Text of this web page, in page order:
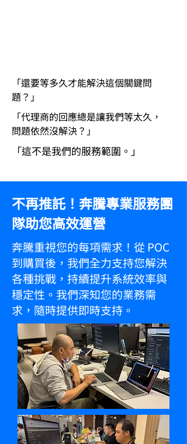
「還要等多久才能解決這個關鍵問
題？」
「代理商的回應總是讓我們等太久，
問題依然沒解決？」
「這不是我們的服務範圍。」
不再推託！奔騰專業服務團
隊助您高效運營
奔騰重視您的每項需求！從 POC
到購買後，我們全力支持您解決
各種挑戰，持續提升系統效率與
穩定性。我們深知您的業務需
求，隨時提供即時支持。